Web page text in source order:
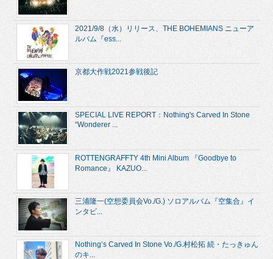
2021/9/8（水）リリース、THE BOHEMIANS ニューア
ルバム『ess...
京都大作戦2021参戦後記
SPECIAL LIVE REPORT：Nothing's Carved In Stone
“Wonderer ...
ROTTENGRAFFTY 4th Mini Album 『Goodbye to
Romance』 KAZUO...
三浦隆一(空想委員会Vo./G.) ソロアルバム『空集合』イ
ンタビ...
Nothing’s Carved In Stone Vo./G.村松拓 続・たっきゅん
のキ...